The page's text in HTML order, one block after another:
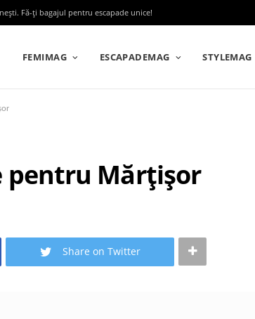
Fă-ți bagajul pentru escapade unice!
FEMIMAG ESCAPADEMAG STYLEMAG
pentru Mărțișor
Share on Twitter